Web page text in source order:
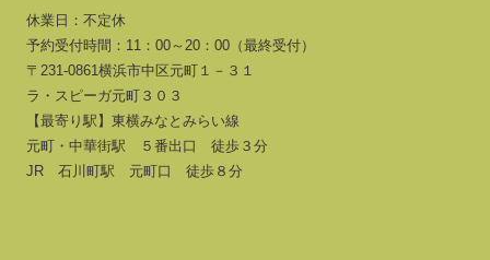
休業日：不定休
予約受付時間：11：00～20：00（最終受付）
〒231-0861横浜市中区元町１－３１
ラ・スピーガ元町３０３
【最寄り駅】東横みなとみらい線
元町・中華街駅 ５番出口 徒歩３分
JR 石川町駅 元町口 徒歩８分